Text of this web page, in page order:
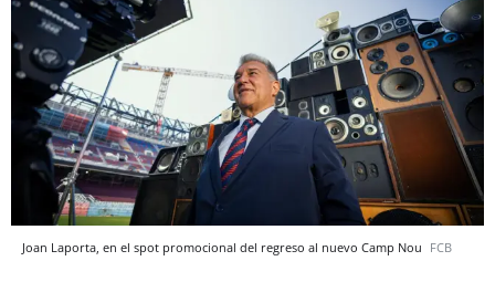
Joan Laporta, en el spot promocional del regreso al nuevo Camp Nou FCB